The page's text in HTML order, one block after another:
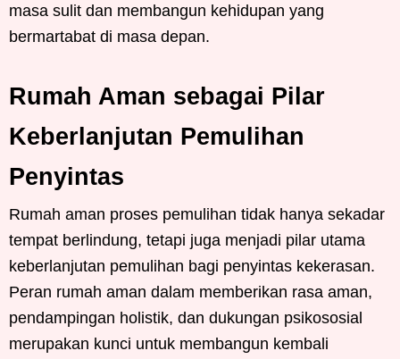
masa sulit dan membangun kehidupan yang
bermartabat di masa depan.
Rumah Aman sebagai Pilar
Keberlanjutan Pemulihan
Penyintas
Rumah aman proses pemulihan tidak hanya sekadar
tempat berlindung, tetapi juga menjadi pilar utama
keberlanjutan pemulihan bagi penyintas kekerasan.
Peran rumah aman dalam memberikan rasa aman,
pendampingan holistik, dan dukungan psikososial
merupakan kunci untuk membangun kembali